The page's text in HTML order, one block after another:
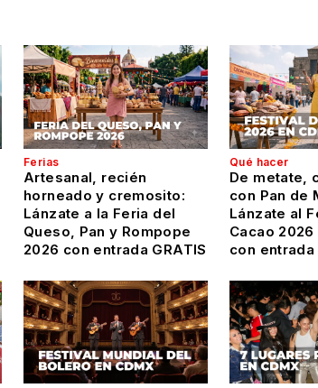
Ferias
Artesanal, recién
horneado y cremosito:
Lánzate a la Feria del
Queso, Pan y Rompope
2026 con entrada GRATIS
Qué hacer
De metate,
con Pan de
Lánzate al
Cacao 2026
con entrada